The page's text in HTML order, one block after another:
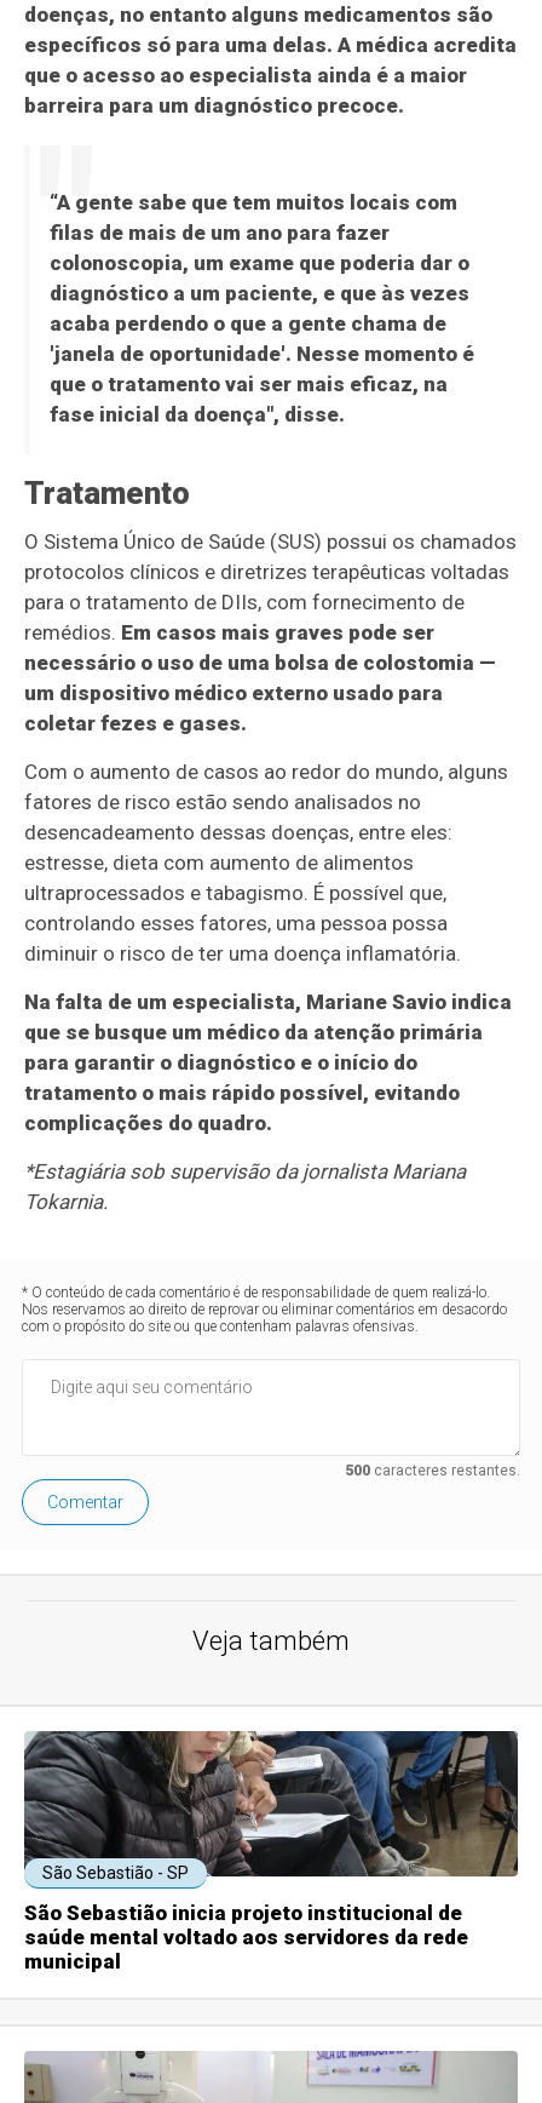
doenças, no entanto alguns medicamentos são
específicos só para uma delas. A médica acredita
que o acesso ao especialista ainda é a maior
barreira para um diagnóstico precoce.
“A gente sabe que tem muitos locais com
filas de mais de um ano para fazer
colonoscopia, um exame que poderia dar o
diagnóstico a um paciente, e que às vezes
acaba perdendo o que a gente chama de
'janela de oportunidade'. Nesse momento é
que o tratamento vai ser mais eficaz, na
fase inicial da doença", disse.
Tratamento
O Sistema Único de Saúde (SUS) possui os chamados
protocolos clínicos e diretrizes terapêuticas voltadas
para o tratamento de DIIs, com fornecimento de
remédios. Em casos mais graves pode ser
necessário o uso de uma bolsa de colostomia —
um dispositivo médico externo usado para
coletar fezes e gases.
Com o aumento de casos ao redor do mundo, alguns
fatores de risco estão sendo analisados no
desencadeamento dessas doenças, entre eles:
estresse, dieta com aumento de alimentos
ultraprocessados e tabagismo. É possível que,
controlando esses fatores, uma pessoa possa
diminuir o risco de ter uma doença inflamatória.
Na falta de um especialista, Mariane Savio indica
que se busque um médico da atenção primária
para garantir o diagnóstico e o início do
tratamento o mais rápido possível, evitando
complicações do quadro.
*Estagiária sob supervisão da jornalista Mariana
Tokarnia.
* O conteúdo de cada comentário é de responsabilidade de quem realizá-lo.
Nos reservamos ao direito de reprovar ou eliminar comentários em desacordo
com o propósito do site ou que contenham palavras ofensivas.
500caracteres restantes.
Comentar
Veja também
São Sebastião - SP
São Sebastião inicia projeto institucional de
saúde mental voltado aos servidores da rede
municipal